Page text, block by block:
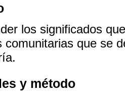
los significados
comunitarias que se
y método